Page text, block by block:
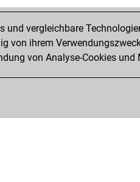
und vergleichbare
von ihrem
von Analyse-Cookies